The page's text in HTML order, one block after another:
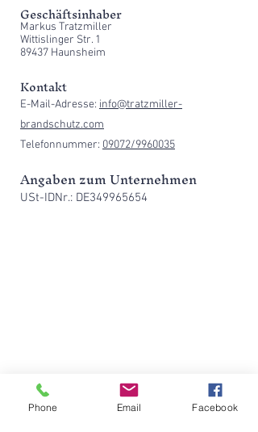
Geschäftsinhaber
Markus Tratzmiller
Wittislinger Str. 1
89437 Haunsheim
Kontakt
E-Mail-Adresse: info@tratzmiller-
brandschutz.com
Telefonnummer: 09072/9960035
Angaben zum Unternehmen
USt-IDNr.: DE349965654
Phone Email Facebook